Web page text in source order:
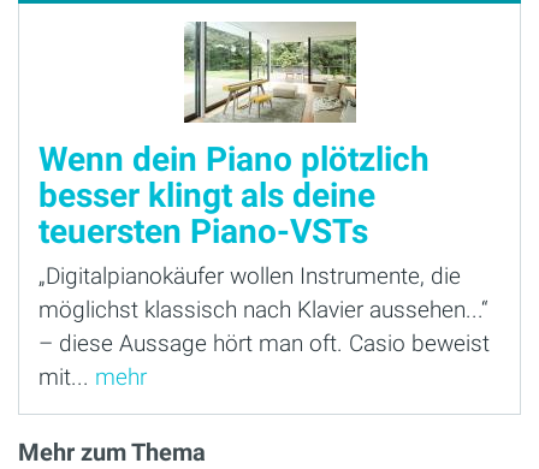
Wenn dein Piano plötzlich
besser klingt als deine
teuersten Piano-VSTs
„Digitalpianokäufer wollen Instrumente, die
möglichst klassisch nach Klavier aussehen...“
– diese Aussage hört man oft. Casio beweist
mit... mehr
Mehr zum Thema